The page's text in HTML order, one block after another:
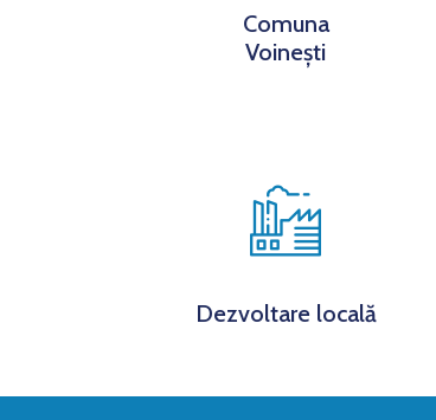
Comuna
Voinești
Dezvoltare locală